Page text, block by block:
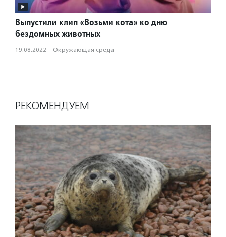
Выпустили клип «Возьми кота» ко дню
бездомных животных
19.08.2022 · Окружающая среда
РЕКОМЕНДУЕМ